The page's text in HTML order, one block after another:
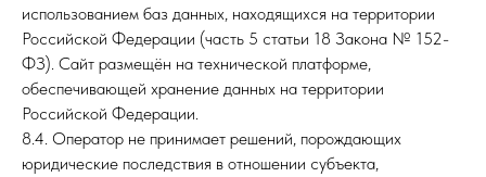
использованием баз данных, находящихся на территории
Российской Федерации (часть 5 статьи 18 Закона № 152-
ФЗ). Сайт размещён на технической платформе,
обеспечивающей хранение данных на территории
Российской Федерации.
8.4. Оператор не принимает решений, порождающих
юридические последствия в отношении субъекта,